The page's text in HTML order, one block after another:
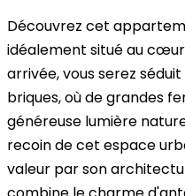
Découvrez cet
idéalement situé au
arrivée, vous serez
briques, où de grandes
généreuse lumière
recoin de cet espace
valeur par son